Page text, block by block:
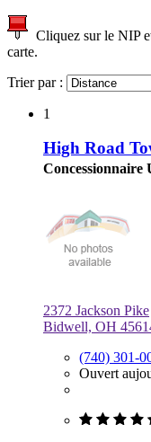
Cliquez sur le NIP
carte.
Trier par :
1
High Road
Concessionnaire
2372 Jackson Pike
Bidwell, OH
(740) 301-
Ouvert